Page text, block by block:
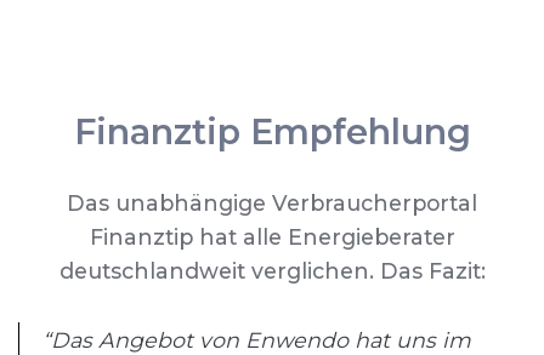
Finanztip Empfehlung
Das unabhängige Verbraucherportal
Finanztip hat alle Energieberater
deutschlandweit verglichen. Das Fazit:
“Das Angebot von Enwendo hat uns im